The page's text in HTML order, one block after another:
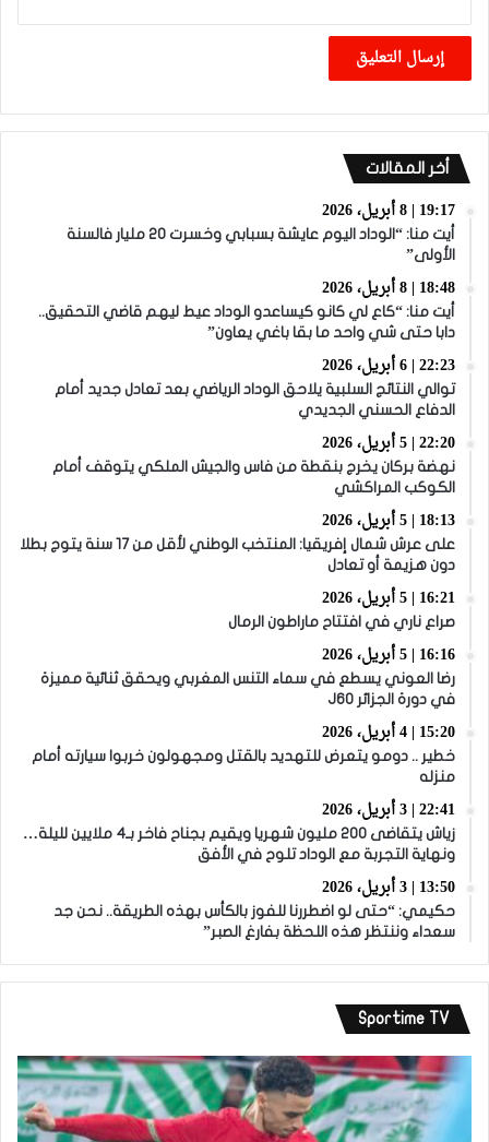
أخر المقالات
19:17 | 8 أبريل، 2026
أيت منا: “الوداد اليوم عايشة بسبابي وخسرت 20 مليار فالسنة
الأولى”
18:48 | 8 أبريل، 2026
أيت منا: “كاع لي كانو كيساعدو الوداد عيط ليهم قاضي التحقيق..
دابا حتى شي واحد ما بقا باغي يعاون”
22:23 | 6 أبريل، 2026
توالي النتائج السلبية يلاحق الوداد الرياضي بعد تعادل جديد أمام
الدفاع الحسني الجديدي
22:20 | 5 أبريل، 2026
نهضة بركان يخرج بنقطة من فاس والجيش الملكي يتوقف أمام
الكوكب المراكشي
18:13 | 5 أبريل، 2026
على عرش شمال إفريقيا: المنتخب الوطني لأقل من 17 سنة يتوج بطلا
دون هزيمة أو تعادل
16:21 | 5 أبريل، 2026
صراع ناري في افتتاح ماراطون الرمال
16:16 | 5 أبريل، 2026
رضا العوني يسطع في سماء التنس المغربي ويحقق ثنائية مميزة
في دورة الجزائر J60
15:20 | 4 أبريل، 2026
خطير .. دومو يتعرض للتهديد بالقتل ومجهولون خربوا سيارته أمام
منزله
22:41 | 3 أبريل، 2026
زياش يتقاضى 200 مليون شهريا ويقيم بجناح فاخر بـ4 ملايين لليلة…
ونهاية التجربة مع الوداد تلوح في الأفق
13:50 | 3 أبريل، 2026
حكيمي: “حتى لو اضطررنا للفوز بالكأس بهذه الطريقة.. نحن جد
سعداء وننتظر هذه اللحظة بفارغ الصبر”
Sportime TV